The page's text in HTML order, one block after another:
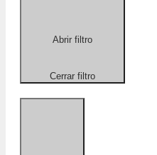
Abrir filtro
Cerrar filtro